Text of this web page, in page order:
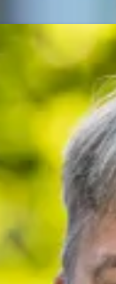
Pressesprecher